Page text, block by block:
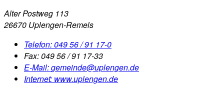
Alter Postweg 113
26670 Uplengen-Remels
Telefon:049 56 / 91 17-0
Fax:049 56 / 91 17-33
E-Mail:gemeinde@uplengen.de
Internet: www.uplengen.de